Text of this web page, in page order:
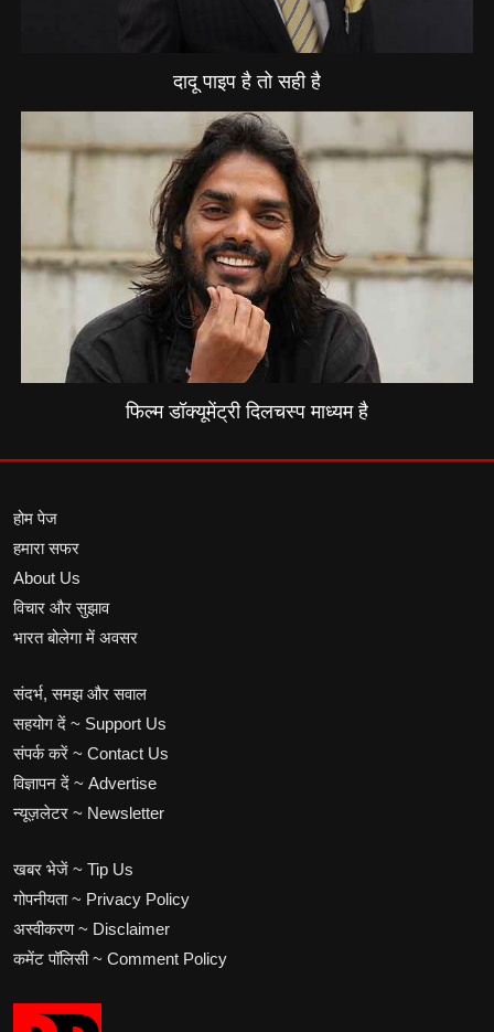
दादू पाइप है तो सही है
फिल्म डॉक्यूमेंट्री दिलचस्प माध्यम है
होम पेज
हमारा सफर
About Us
विचार और सुझाव
भारत बोलेगा में अवसर
संदर्भ, समझ और सवाल
सहयोग दें ~ Support Us
संपर्क करें ~ Contact Us
विज्ञापन दें ~ Advertise
न्यूज़लेटर ~ Newsletter
खबर भेजें ~ Tip Us
गोपनीयता ~ Privacy Policy
अस्वीकरण ~ Disclaimer
कमेंट पॉलिसी ~ Comment Policy